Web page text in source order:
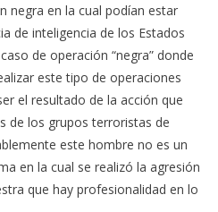
negra en la cual podían estar
de inteligencia de los Estados
de operación “negra” donde
este tipo de operaciones
el resultado de la acción que
de los grupos terroristas de
este hombre no es un
en la cual se realizó la agresión
que hay profesionalidad en lo